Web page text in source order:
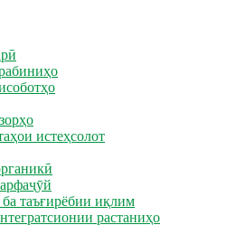
истеҳсолот
таъғирёбии иқлим
растаниҳо